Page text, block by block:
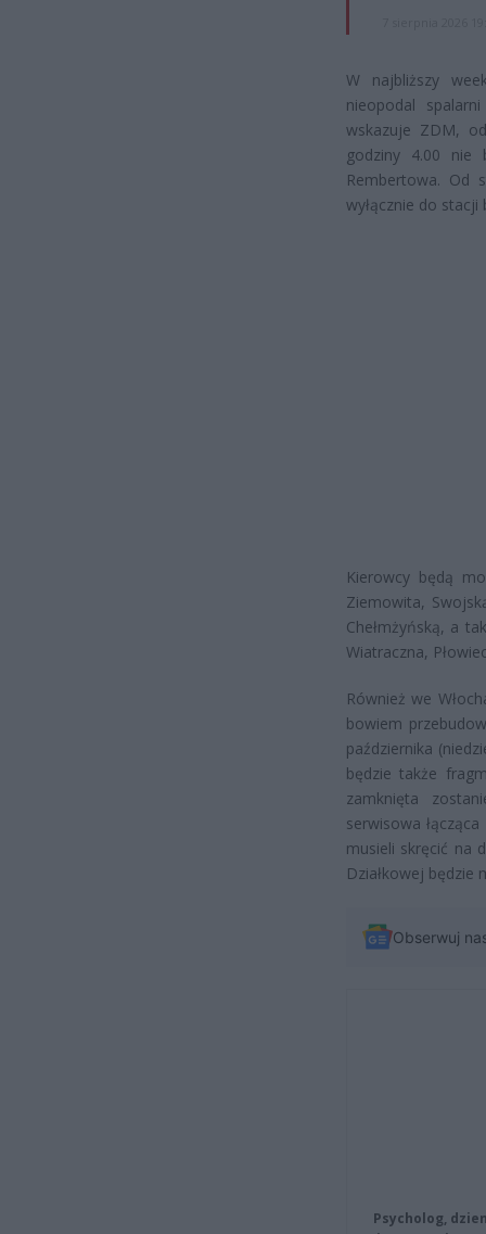
W najbliższy
nieopodal
wskazuje ZDM,
godziny 4.00 nie
Rembertowa. Od
wyłącznie do stacji
Kierowcy będą
Ziemowita,
Chełmżyńską, a
Wiatraczna,
Również we
bowiem
października
będzie także
zamknięta
serwisowa
musieli skręcić na
Działkowej będzie
Obserwuj
Psycholog,